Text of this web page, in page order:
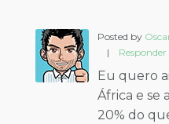
Posted by
|
Responder
Eu quero
África e se
20% do